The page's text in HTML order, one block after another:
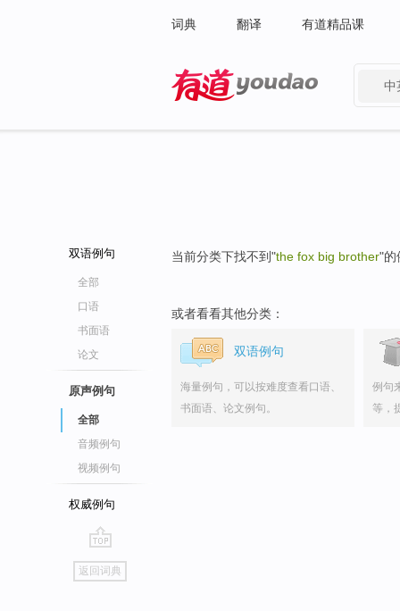
词典 翻译 有道精品课
中
双语例句
全部
口语
书面语
论文
原声例句
全部
音频例句
视频例句
权威例句
go
top
返回词典
当前分类下找不到"the fox big brother"的
或者看看其他分类：
双语例句
海量例句，可以按难度查看口语、
书面语、论文例句。
例句
等，